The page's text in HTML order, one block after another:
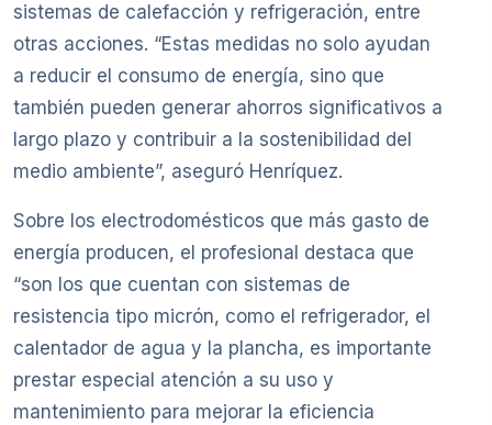
sistemas de calefacción y refrigeración, entre
otras acciones. “Estas medidas no solo ayudan
a reducir el consumo de energía, sino que
también pueden generar ahorros significativos a
largo plazo y contribuir a la sostenibilidad del
medio ambiente”, aseguró Henríquez.
Sobre los electrodomésticos que más gasto de
energía producen, el profesional destaca que
“son los que cuentan con sistemas de
resistencia tipo micrón, como el refrigerador, el
calentador de agua y la plancha, es importante
prestar especial atención a su uso y
mantenimiento para mejorar la eficiencia